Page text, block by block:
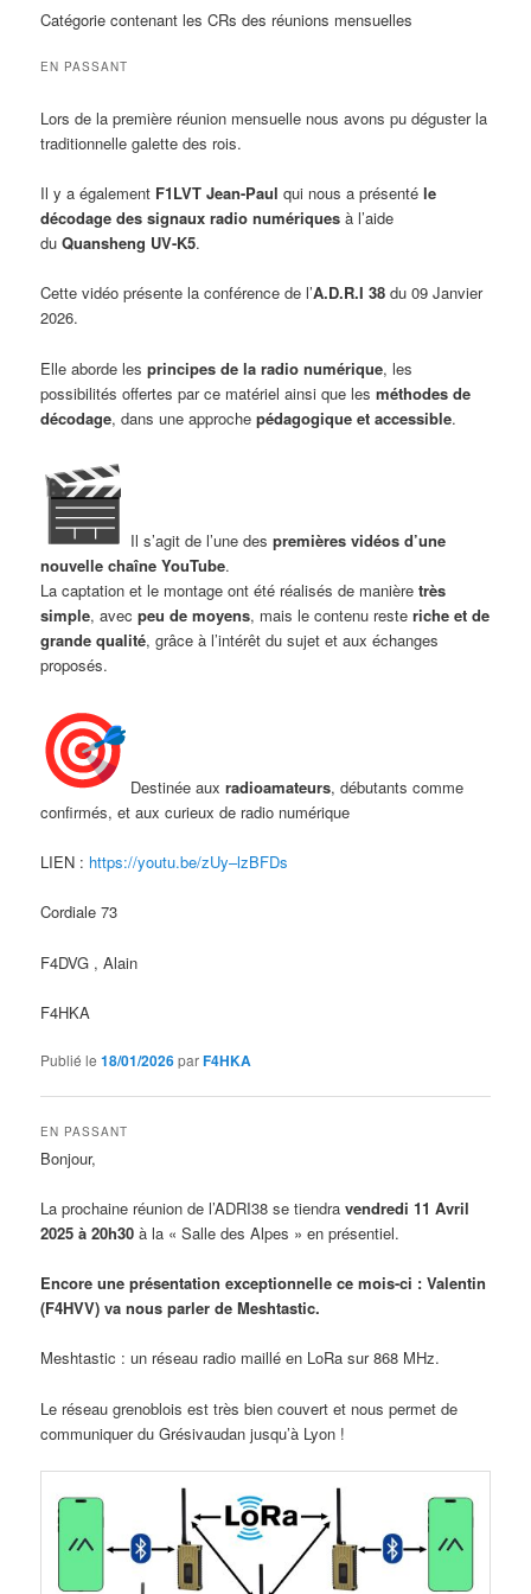
Catégorie contenant les CRs des réunions mensuelles
EN PASSANT
Lors de la première réunion mensuelle nous avons pu déguster la
traditionnelle galette des rois.
Il y a également F1LVT Jean-Paul qui nous a présentéle
décodage des signaux radio numériques à l’aide
duQuansheng UV-K5.
Cette vidéo présente la conférence de l’A.D.R.I 38du 09 Janvier
2026.
Elle aborde lesprincipes de la radio numérique, les
possibilités offertes par ce matériel ainsi que lesméthodes de
décodage, dans une approchepédagogique et accessible.
Il s’agit de l’une despremières vidéos d’une
nouvelle chaîne YouTube.
La captation et le montage ont été réalisés de manièretrès
simple, avecpeu de moyens, mais le contenu resteriche et de
grande qualité, grâce à l’intérêt du sujet et aux échanges
proposés.
Destinée auxradioamateurs, débutants comme
confirmés, et aux curieux de radio numérique
LIEN : https://youtu.be/zUy–lzBFDs
Cordiale 73
F4DVG , Alain
F4HKA
Publié le18/01/2026parF4HKA
EN PASSANT
Bonjour,
La prochaine réunion de l’ADRI38 se tiendra vendredi 11 Avril
2025 à 20h30 à la « Salle des Alpes » en présentiel.
Encore une présentation exceptionnellece mois-ci : Valentin
(F4HVV) va nous parler de Meshtastic.
Meshtastic : un réseau radio maillé en LoRa sur 868 MHz.
Le réseau grenoblois est très bien couvert et nous permet de
communiquer du Grésivaudan jusqu’à Lyon !